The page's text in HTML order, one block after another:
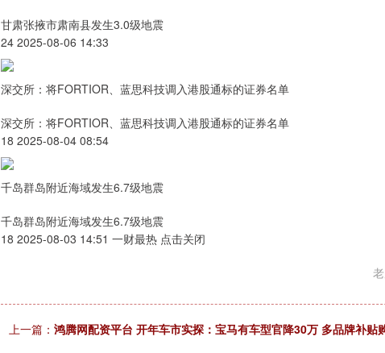
甘肃张掖市肃南县发生3.0级地震
24 2025-08-06 14:33
深交所：将FORTIOR、蓝思科技调入港股通标的证券名单
深交所：将FORTIOR、蓝思科技调入港股通标的证券名单
18 2025-08-04 08:54
千岛群岛附近海域发生6.7级地震
千岛群岛附近海域发生6.7级地震
18 2025-08-03 14:51 一财最热 点击关闭
上一篇： 鸿腾网配资平台 开年车市实探：宝马有车型官降30万 多品牌补贴